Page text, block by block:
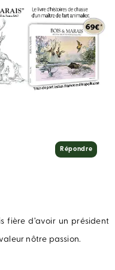
fière d’avoir un président
nôtre passion.
Répondre